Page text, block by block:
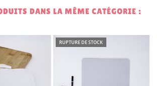
DANS LA MÊME CATÉGORIE :
RUPTURE DE STOCK